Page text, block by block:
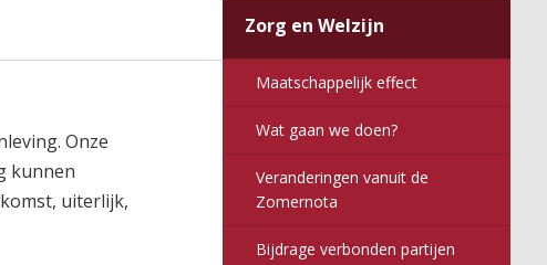
Zorg en Welzijn
Maatschappelijk effect
Wat gaan we doen?
Veranderingen vanuit de
Zomernota
Bijdrage verbonden partijen
Onze
kunnen
uiterlijk,